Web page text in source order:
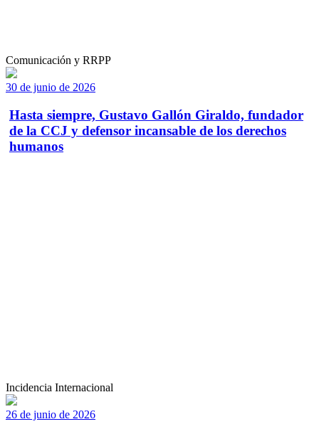
Comunicación y RRPP
30 de junio de 2026
Hasta siempre, Gustavo Gallón Giraldo, fundador
de la CCJ y defensor incansable de los derechos
humanos
Incidencia Internacional
26 de junio de 2026